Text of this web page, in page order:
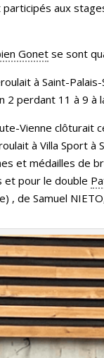
aux
Gonetse sont
à Saint-
2 perdant 11 à 9 à
Vienne clôturait
à Villa Sport à
et médailles de
et pour le double
, de Samuel